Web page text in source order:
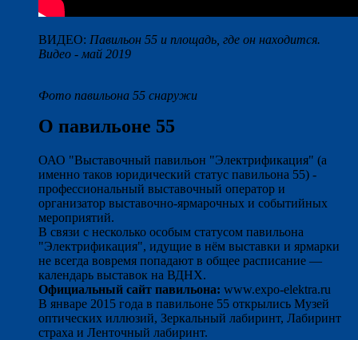
ВИДЕО: Павильон 55 и площадь, где он находится.
Видео - май 2019
Фото павильона 55 снаружи
О павильоне 55
ОАО "Выставочный павильон "Электрификация" (а
именно таков юридический статус павильона 55) -
профессиональный выставочный оператор и
организатор выставочно-ярмарочных и событийных
мероприятий.
В связи с несколько особым статусом павильона
"Электрификация", идущие в нём выставки и ярмарки
не всегда вовремя попадают в общее расписание —
календарь выставок на ВДНХ.
Официальный сайт павильона: www.expo-elektra.ru
В январе 2015 года в павильоне 55 открылись Музей
оптических иллюзий, Зеркальный лабиринт, Лабиринт
страха и Ленточный лабиринт.